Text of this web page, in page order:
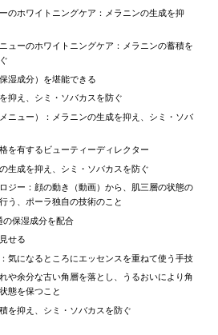
のホワイトニングケア：メラニンの生成を抑
ューのホワイトニングケア：メラニンの蓄積を
湿成分）を堪能できる
抑え、シミ・ソバカスを防ぐ
ニュー）：メラニンの生成を抑え、シミ・ソバ
を有するビューティーディレクター
生成を抑え、シミ・ソバカスを防ぐ
ジー：顔の動き（動画）から、肌三層の状態の
う、ポーラ独自の技術のこと
の保湿成分を配合
せる
気になるところにエッセンスを重ねて使う手技
や余分な古い角層を落とし、うるおいにより角
態を保つこと
を抑え、シミ・ソバカスを防ぐ